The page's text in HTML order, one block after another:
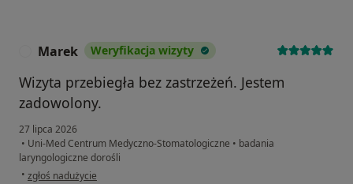
Marek Weryfikacja wizyty
Wizyta przebiegła bez zastrzeżeń. Jestem
zadowolony.
27 lipca 2026
• Uni-Med Centrum Medyczno-Stomatologiczne • badania
laryngologiczne dorośli
• w opinii użytkownika Marek
zgłoś nadużycie